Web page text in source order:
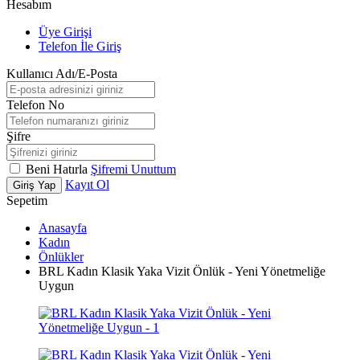
Hesabım
Üye Girişi
Telefon İle Giriş
Kullanıcı Adı/E-Posta
Telefon No
Şifre
Beni Hatırla Şifremi Unuttum
Giriş Yap
Kayıt Ol
Sepetim
Anasayfa
Kadın
Önlükler
BRL Kadın Klasik Yaka Vizit Önlük - Yeni Yönetmeliğe
Uygun